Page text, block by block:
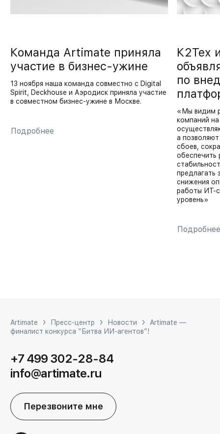
Команда Artimate приняла
участие в бизнес-ужине
13 ноября наша команда совместно с Digital
Spirit, Deckhouse и Аэродиск приняла участие
в совместном бизнес-ужине в Москве.
Подробнее
К2Тех
по
«Мы видим
компаний
а
сбоев,
обеспечить
предлагать
снижения
работы ИТ-
уровень»
Подробнее
Artimate Пресс-центр Новости
Artimate —
финалист конкурса “Битва ИИ-агентов”!
+7 499 302-28-84
info@artimate.ru
Перезвоните мне